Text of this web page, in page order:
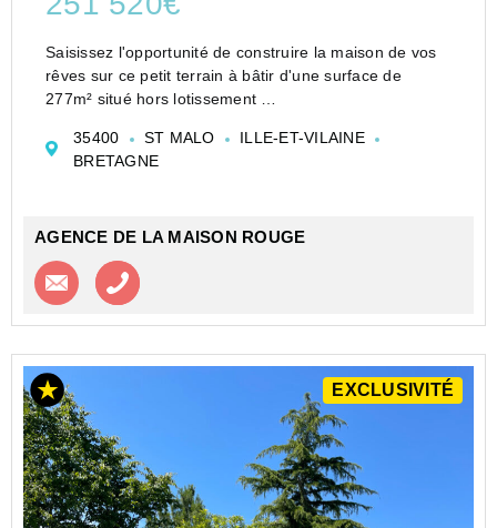
Saisissez l'opportunité de construire la maison de vos
rêves sur ce petit terrain à bâtir d'une surface de
277m² situé hors lotissement
de Paramé
Anne BAILLEHAICHE (EI) Agent Commerci...
35400 ST MALO
ILLE-ET-VILAINE
BRETAGNE
AGENCE DE LA MAISON ROUGE
Contacter l'agence
EXCLUSIVITÉ